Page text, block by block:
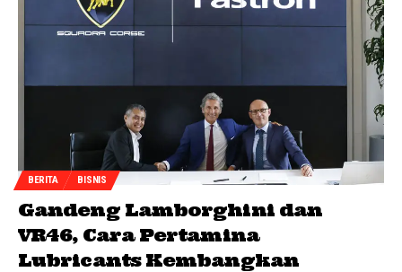
BERITA BISNIS
Gandeng Lamborghini dan
VR46, Cara Pertamina
Lubricants Kembangkan